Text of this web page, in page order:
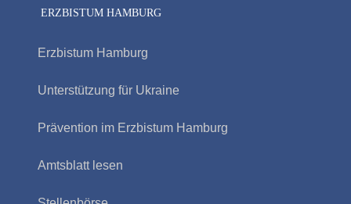
ERZBISTUM HAMBURG
Erzbistum Hamburg
Unterstützung für Ukraine
Prävention im Erzbistum Hamburg
Amtsblatt lesen